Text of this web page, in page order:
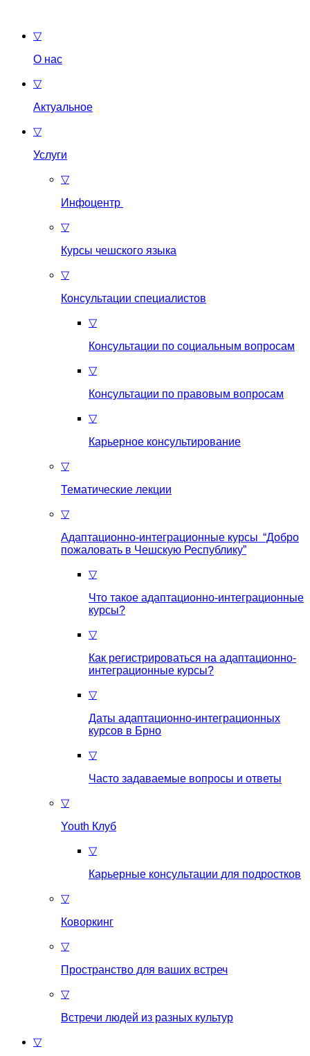
▽
О нас
▽
Актуальное
▽
Услуги
▽
Инфоцентр
▽
Курсы чешского языка
▽
Консультации специалистов
▽
Консультации по социальным вопросам
▽
Консультации по правовым вопросам
▽
Карьерное консультирование
▽
Тематические лекции
▽
Адаптационно-интеграционные курсы “Добро
пожаловать в Чешскую Республику”
▽
Что такое aдаптационно-интеграционные
курсы?
▽
Как регистрироваться на aдаптационно-
интеграционные курсы?
▽
Даты адаптационно-интеграционных
курсов в Брно
▽
Часто задаваемые вопросы и ответы
▽
Youth Клуб
▽
Карьерные консультации для подростков
▽
Коворкинг
▽
Пространство для ваших встреч
▽
Встречи людей из разных культур
▽